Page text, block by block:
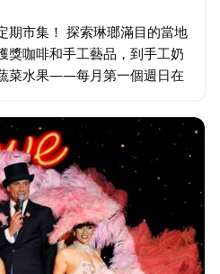
期市集！ 探索琳瑯滿目的當地
獎咖啡和手工藝品，到手工奶
菜水果——每月第一個週日在
間…